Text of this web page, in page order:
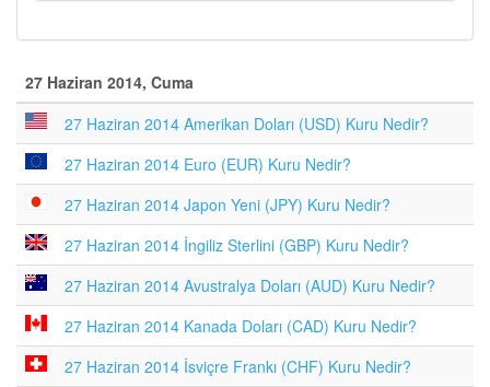
27 Haziran 2014, Cuma
27 Haziran 2014 Amerikan Doları (USD) Kuru Nedir?
27 Haziran 2014 Euro (EUR) Kuru Nedir?
27 Haziran 2014 Japon Yeni (JPY) Kuru Nedir?
27 Haziran 2014 İngiliz Sterlini (GBP) Kuru Nedir?
27 Haziran 2014 Avustralya Doları (AUD) Kuru Nedir?
27 Haziran 2014 Kanada Doları (CAD) Kuru Nedir?
27 Haziran 2014 İsviçre Frankı (CHF) Kuru Nedir?